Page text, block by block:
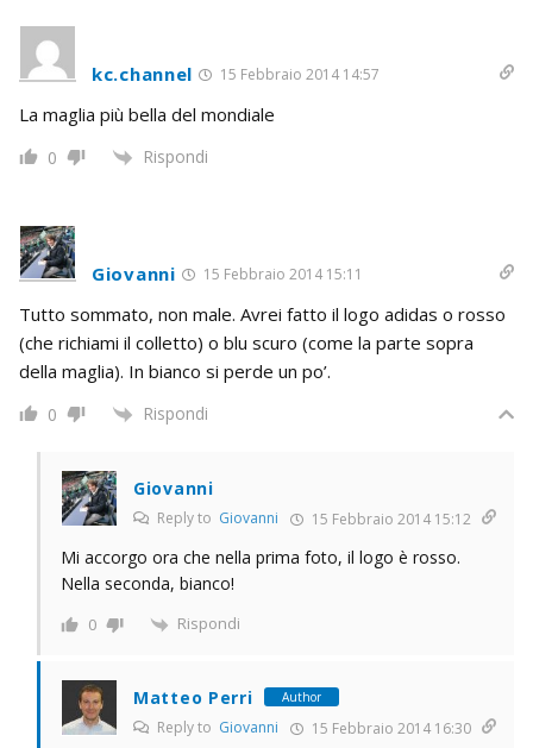
kc.channel 15 Febbraio 2014 14:57
La maglia più bella del mondiale
0 Rispondi
Giovanni 15 Febbraio 2014 15:11
Tutto sommato, non male. Avrei fatto il logo adidas o rosso
(che richiami il colletto) o blu scuro (come la parte sopra
della maglia). In bianco si perde un po’.
0 Rispondi
Giovanni
Reply to Giovanni 15 Febbraio 2014 15:12
Mi accorgo ora che nella prima foto, il logo è rosso.
Nella seconda, bianco!
0 Rispondi
Matteo Perri Author
Reply to Giovanni 15 Febbraio 2014 16:30